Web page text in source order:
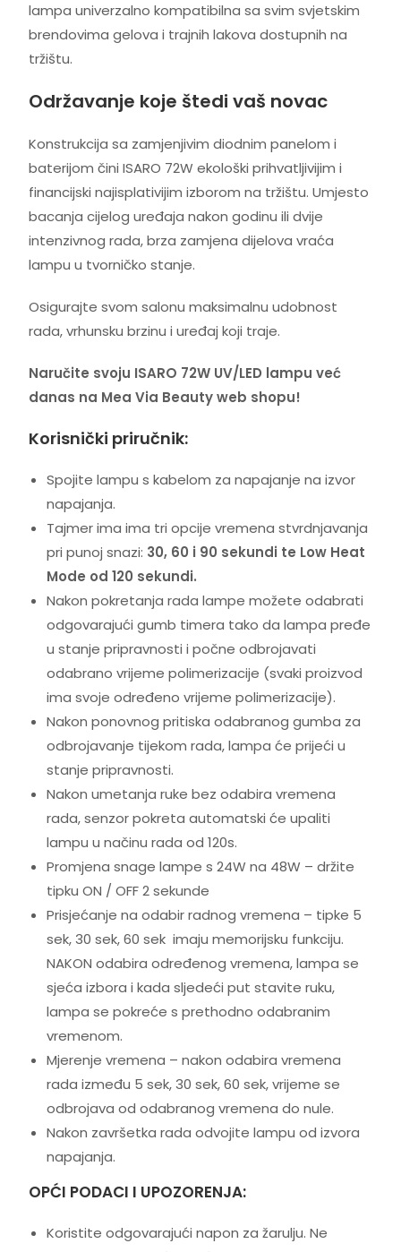
lampa univerzalno kompatibilna sa svim svjetskim
brendovima gelova i trajnih lakova dostupnih na
tržištu.
Održavanje koje štedi vaš novac
Konstrukcija sa zamjenjivim diodnim panelom i
baterijom čini ISARO 72W ekološki prihvatljivijim i
financijski najisplativijim izborom na tržištu. Umjesto
bacanja cijelog uređaja nakon godinu ili dvije
intenzivnog rada, brza zamjena dijelova vraća
lampu u tvorničko stanje.
Osigurajte svom salonu maksimalnu udobnost
rada, vrhunsku brzinu i uređaj koji traje.
Naručite svoju ISARO 72W UV/LED lampu već
danas na Mea Via Beauty web shopu!
Korisnički priručnik:
Spojite lampu s kabelom za napajanje na izvor
napajanja.
Tajmer ima ima tri opcije vremena stvrdnjavanja
pri punoj snazi: 30, 60 i 90 sekundi te Low Heat
Mode od 120 sekundi.
Nakon pokretanja rada lampe možete odabrati
odgovarajući gumb timera tako da lampa pređe
u stanje pripravnosti i počne odbrojavati
odabrano vrijeme polimerizacije (svaki proizvod
ima svoje određeno vrijeme polimerizacije).
Nakon ponovnog pritiska odabranog gumba za
odbrojavanje tijekom rada, lampa će prijeći u
stanje pripravnosti.
Nakon umetanja ruke bez odabira vremena
rada, senzor pokreta automatski će upaliti
lampu u načinu rada od 120s.
Promjena snage lampe s 24W na 48W – držite
tipku ON / OFF 2 sekunde
Prisjećanje na odabir radnog vremena – tipke 5
sek, 30 sek, 60 sek imaju memorijsku funkciju.
NAKON odabira određenog vremena, lampa se
sjeća izbora i kada sljedeći put stavite ruku,
lampa se pokreće s prethodno odabranim
vremenom.
Mjerenje vremena – nakon odabira vremena
rada između 5 sek, 30 sek, 60 sek, vrijeme se
odbrojava od odabranog vremena do nule.
Nakon završetka rada odvojite lampu od izvora
napajanja.
OPĆI PODACI I UPOZORENJA:
Koristite odgovarajući napon za žarulju. Ne